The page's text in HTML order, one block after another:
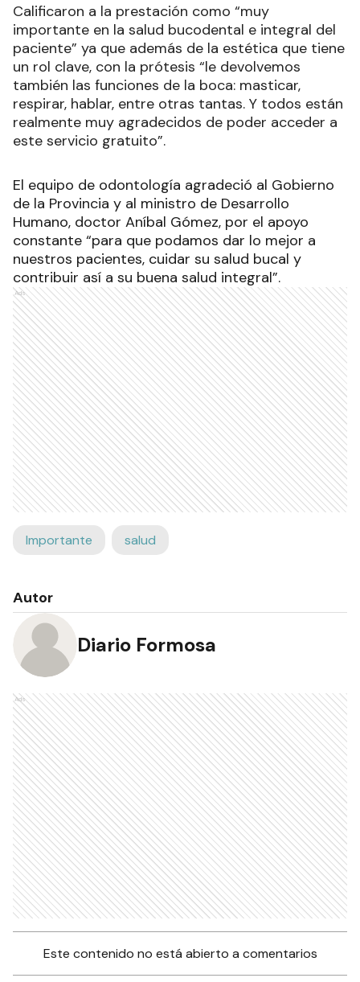
Calificaron a la prestación como “muy
importante en la salud bucodental e integral del
paciente” ya que además de la estética que tiene
un rol clave, con la prótesis “le devolvemos
también las funciones de la boca: masticar,
respirar, hablar, entre otras tantas. Y todos están
realmente muy agradecidos de poder acceder a
este servicio gratuito”.
El equipo de odontología agradeció al Gobierno
de la Provincia y al ministro de Desarrollo
Humano, doctor Aníbal Gómez, por el apoyo
constante “para que podamos dar lo mejor a
nuestros pacientes, cuidar su salud bucal y
contribuir así a su buena salud integral”.
Ads
Importante salud
Autor
Diario Formosa
Ads
Este contenido no está abierto a comentarios